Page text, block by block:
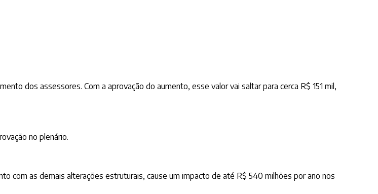
dos assessores. Com a aprovação do aumento, esse valor vai saltar para cerca R$ 151 mil,
no plenário.
com as demais alterações estruturais, cause um impacto de até R$ 540 milhões por ano nos